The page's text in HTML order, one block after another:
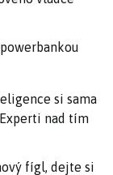
si sama
nad tím
fígl, dejte si